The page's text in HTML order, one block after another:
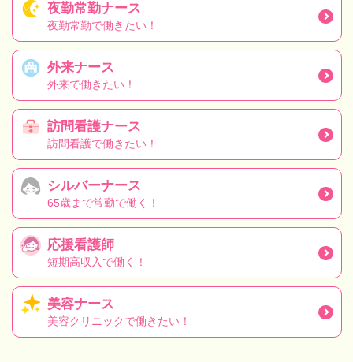
夜勤常勤ナース
夜勤常勤で働きたい！
外来ナース
外来で働きたい！
訪問看護ナース
訪問看護で働きたい！
シルバーナース
65歳まで常勤で働く！
応援看護師
短期高収入で働く！
美容ナース
美容クリニックで働きたい！